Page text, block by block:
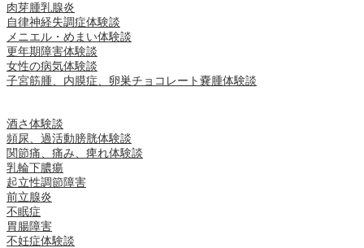
肉芽腫乳腺炎
自律神経失調症体験談
メニエル・めまい体験談
更年期障害体験談
女性の病気体験談
子宮筋腫、内膜症、卵巣チョコレート嚢腫体験談
酒さ体験談
頻尿、過活動膀胱体験談
関節痛、痛み、痺れ体験談
乳輪下膿瘍
起立性調節障害
前立腺炎
不眠症
胃腸障害
不妊症体験談